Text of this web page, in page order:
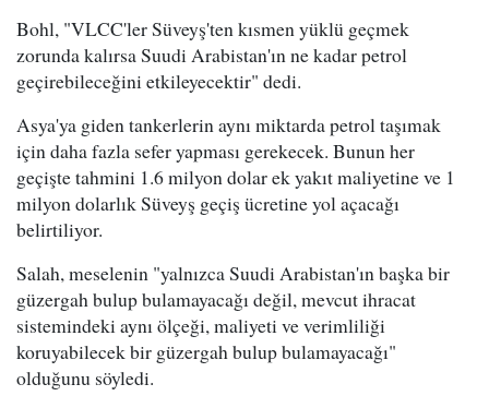
Bohl, "VLCC'ler Süveyş'ten kısmen yüklü geçmek
zorunda kalırsa Suudi Arabistan'ın ne kadar petrol
geçirebileceğini etkileyecektir" dedi.
Asya'ya giden tankerlerin aynı miktarda petrol taşımak
için daha fazla sefer yapması gerekecek. Bunun her
geçişte tahmini 1.6 milyon dolar ek yakıt maliyetine ve 1
milyon dolarlık Süveyş geçiş ücretine yol açacağı
belirtiliyor.
Salah, meselenin "yalnızca Suudi Arabistan'ın başka bir
güzergah bulup bulamayacağı değil, mevcut ihracat
sistemindeki aynı ölçeği, maliyeti ve verimliliği
koruyabilecek bir güzergah bulup bulamayacağı"
olduğunu söyledi.